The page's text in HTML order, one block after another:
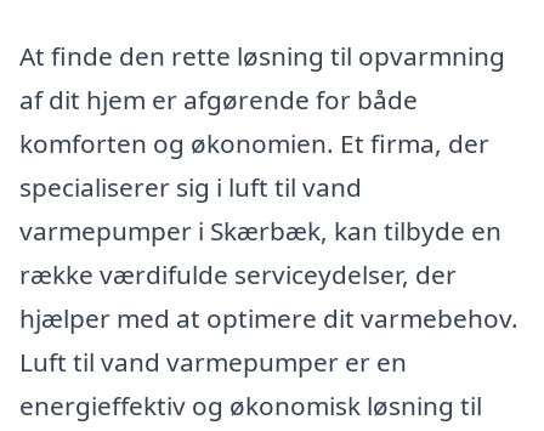
At finde den rette løsning til opvarmning
af dit hjem er afgørende for både
komforten og økonomien. Et firma, der
specialiserer sig i luft til vand
varmepumper i Skærbæk, kan tilbyde en
række værdifulde serviceydelser, der
hjælper med at optimere dit varmebehov.
Luft til vand varmepumper er en
energieffektiv og økonomisk løsning til